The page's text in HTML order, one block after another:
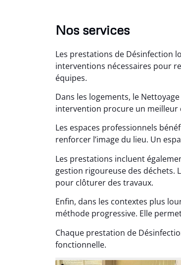
Nos services
Les prestations de Désinfection
interventions nécessaires pour
équipes.
Dans les logements, le
intervention procure un meilleur
Les espaces professionnels
renforcer l’image du lieu. Un
Les prestations incluent
gestion rigoureuse des déchets.
pour clôturer des travaux.
Enfin, dans les contextes plus
méthode progressive. Elle
Chaque prestation de
fonctionnelle.